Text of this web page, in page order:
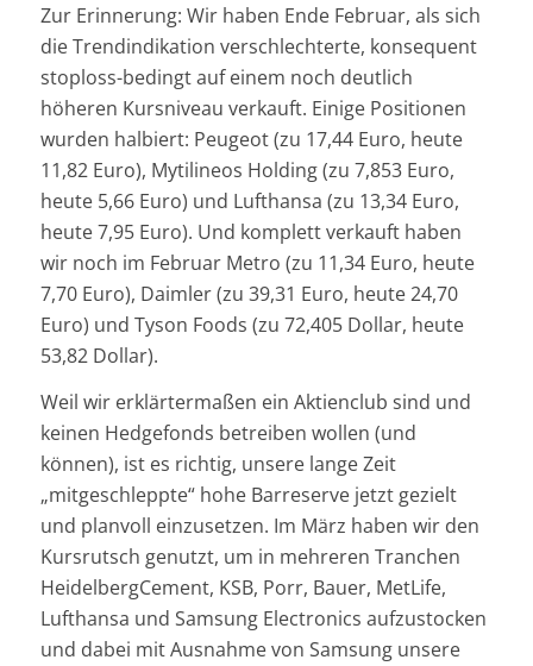
Zur Erinnerung: Wir haben Ende Februar, als sich
die Trendindikation verschlechterte, konsequent
stoploss-bedingt auf einem noch deutlich
höheren Kursniveau verkauft. Einige Positionen
wurden halbiert: Peugeot (zu 17,44 Euro, heute
11,82 Euro), Mytilineos Holding (zu 7,853 Euro,
heute 5,66 Euro) und Lufthansa (zu 13,34 Euro,
heute 7,95 Euro). Und komplett verkauft haben
wir noch im Februar Metro (zu 11,34 Euro, heute
7,70 Euro), Daimler (zu 39,31 Euro, heute 24,70
Euro) und Tyson Foods (zu 72,405 Dollar, heute
53,82 Dollar).
Weil wir erklärtermaßen ein Aktienclub sind und
keinen Hedgefonds betreiben wollen (und
können), ist es richtig, unsere lange Zeit
„mitgeschleppte“ hohe Barreserve jetzt gezielt
und planvoll einzusetzen. Im März haben wir den
Kursrutsch genutzt, um in mehreren Tranchen
HeidelbergCement, KSB, Porr, Bauer, MetLife,
Lufthansa und Samsung Electronics aufzustocken
und dabei mit Ausnahme von Samsung unsere